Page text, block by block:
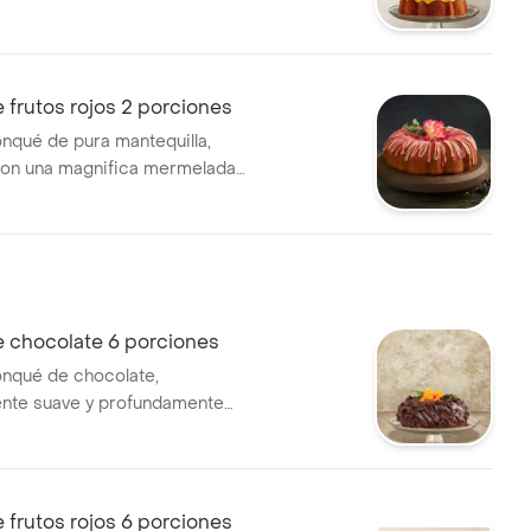
a naranja, cubierto con
frutos rojos 2 porciones
de pura mantequilla,
una magnifica mermelada
arándanos y agraz,
chocolate 6 porciones
de chocolate,
suave y profundamente
con una espectacular
8 cm)
frutos rojos 6 porciones